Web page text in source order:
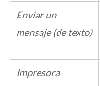
Enviar un
mensaje (de texto)
Impresora